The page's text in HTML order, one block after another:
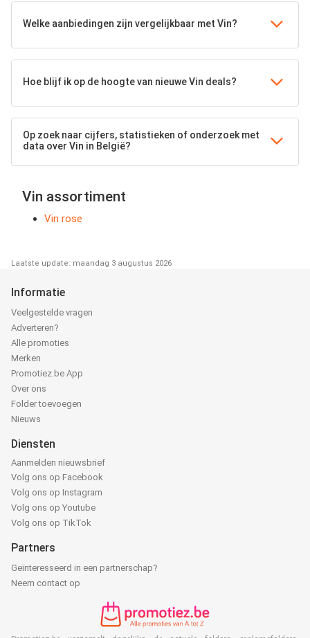
Welke aanbiedingen zijn vergelijkbaar met Vin?
Hoe blijf ik op de hoogte van nieuwe Vin deals?
Op zoek naar cijfers, statistieken of onderzoek met
data over Vin in België?
Vin assortiment
Vin rose
Laatste update: maandag 3 augustus 2026
Informatie
Veelgestelde vragen
Adverteren?
Alle promoties
Merken
Promotiez.be App
Over ons
Folder toevoegen
Nieuws
Diensten
Aanmelden nieuwsbrief
Volg ons op Facebook
Volg ons op Instagram
Volg ons op Youtube
Volg ons op TikTok
Partners
Geïnteresseerd in een partnerschap?
Neem contact op